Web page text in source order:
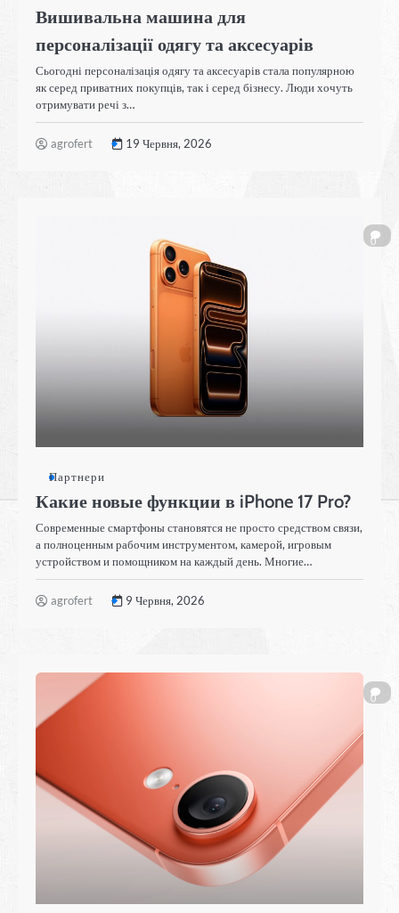
Вишивальна машина для
персоналізації одягу та аксесуарів
Сьогодні персоналізація одягу та аксесуарів стала популярною
як серед приватних покупців, так і серед бізнесу. Люди хочуть
отримувати речі з…
agrofert 19 Червня, 2026
0
Партнери
Какие новые функции в iPhone 17 Pro?
Современные смартфоны становятся не просто средством связи,
а полноценным рабочим инструментом, камерой, игровым
устройством и помощником на каждый день. Многие…
agrofert 9 Червня, 2026
0